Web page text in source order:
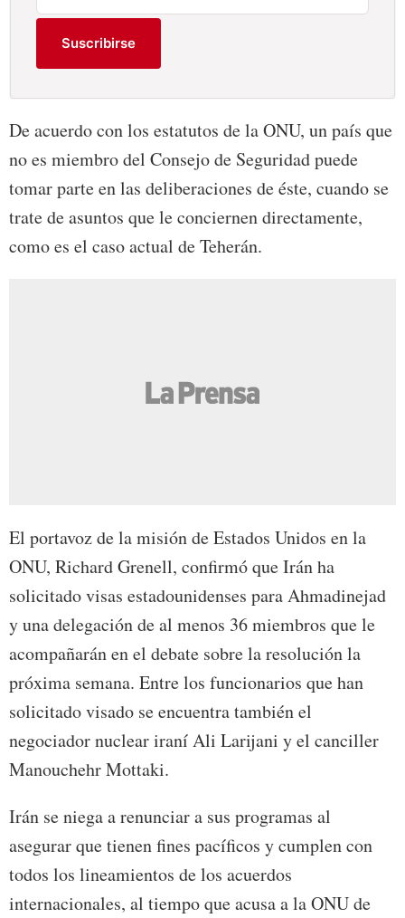
Suscribirse
De acuerdo con los estatutos de la ONU, un país que
no es miembro del Consejo de Seguridad puede
tomar parte en las deliberaciones de éste, cuando se
trate de asuntos que le conciernen directamente,
como es el caso actual de Teherán.
El portavoz de la misión de Estados Unidos en la
ONU, Richard Grenell, confirmó que Irán ha
solicitado visas estadounidenses para Ahmadinejad
y una delegación de al menos 36 miembros que le
acompañarán en el debate sobre la resolución la
próxima semana. Entre los funcionarios que han
solicitado visado se encuentra también el
negociador nuclear iraní Ali Larijani y el canciller
Manouchehr Mottaki.
Irán se niega a renunciar a sus programas al
asegurar que tienen fines pacíficos y cumplen con
todos los lineamientos de los acuerdos
internacionales, al tiempo que acusa a la ONU de